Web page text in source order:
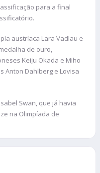
para a final
austríaca Lara Vadlau e
de ouro,
Keiju Okada e Miho
Anton Dahlberg e Lovisa
Swan, que já havia
na Olimpíada de